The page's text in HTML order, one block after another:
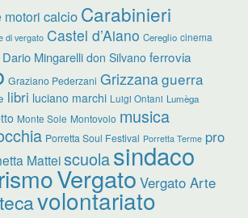
motori calcio Carabinieri
di vergato Castel d’Aiano Cereglio cinema
Dario Mingarelli don Silvano ferrovia
Graziano Pederzani Grizzanaguerra
libri luciano marchi Luigi Ontani Lumèga
Monte Sole Montovolo musica
Porretta Soul Festival Porretta Terme pro
Matteiscuolasindaco
Vergato Vergato Arte
volontariato